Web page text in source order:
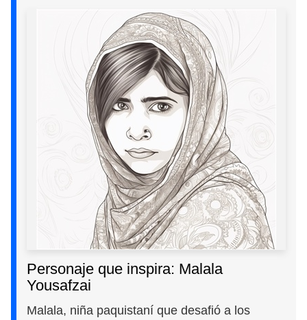
Personaje que inspira: Malala
Yousafzai
Malala, niña paquistaní que desafió a los